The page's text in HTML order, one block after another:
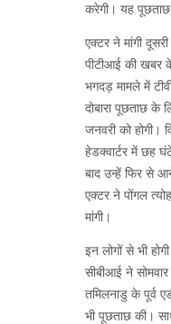
करेगी। यह पूछताछ
एक्टर ने मांगी
पीटीआई की खबर
भगदड़ मामले में
दोबारा पूछताछ के
जनवरी को होगी।
हेडक्वार्टर में छह
बाद उन्हें फिर से
एक्टर ने पोंगल
मांगी।
इन लोगों से भी
सीबीआई ने
तमिलनाडु के पूर्व
भी पूछताछ की।